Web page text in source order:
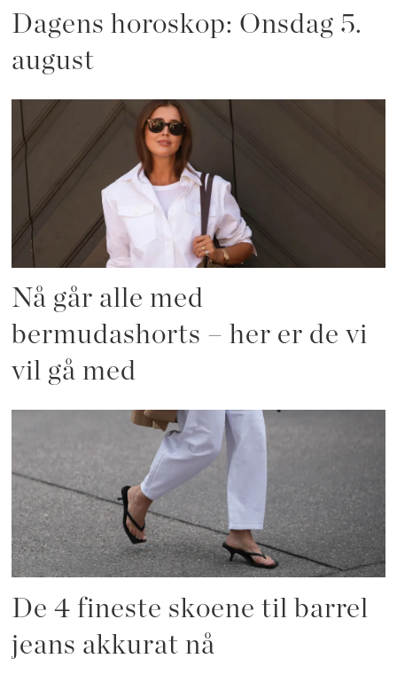
Dagens horoskop: Onsdag 5.
august
Nå går alle med
bermudashorts – her er de vi
vil gå med
De 4 fineste skoene til barrel
jeans akkurat nå